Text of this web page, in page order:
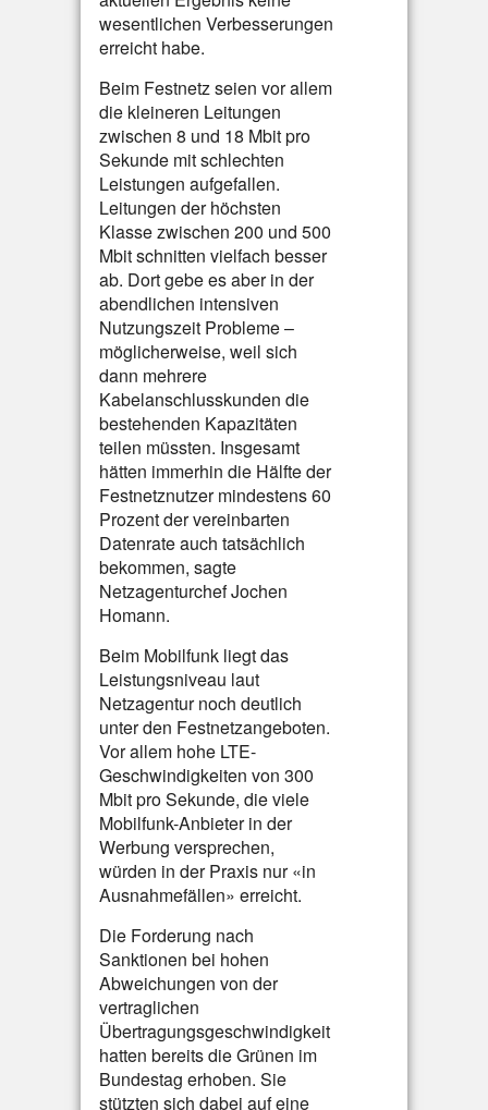
wesentlichen Verbesserungen
erreicht habe.
Beim Festnetz seien vor allem
die kleineren Leitungen
zwischen 8 und 18 Mbit pro
Sekunde mit schlechten
Leistungen aufgefallen.
Leitungen der höchsten
Klasse zwischen 200 und 500
Mbit schnitten vielfach besser
ab. Dort gebe es aber in der
abendlichen intensiven
Nutzungszeit Probleme –
möglicherweise, weil sich
dann mehrere
Kabelanschlusskunden die
bestehenden Kapazitäten
teilen müssten. Insgesamt
hätten immerhin die Hälfte der
Festnetznutzer mindestens 60
Prozent der vereinbarten
Datenrate auch tatsächlich
bekommen, sagte
Netzagenturchef Jochen
Homann.
Beim Mobilfunk liegt das
Leistungsniveau laut
Netzagentur noch deutlich
unter den Festnetzangeboten.
Vor allem hohe LTE-
Geschwindigkeiten von 300
Mbit pro Sekunde, die viele
Mobilfunk-Anbieter in der
Werbung versprechen,
würden in der Praxis nur «in
Ausnahmefällen» erreicht.
Die Forderung nach
Sanktionen bei hohen
Abweichungen von der
vertraglichen
Übertragungsgeschwindigkeit
hatten bereits die Grünen im
Bundestag erhoben. Sie
stützten sich dabei auf eine